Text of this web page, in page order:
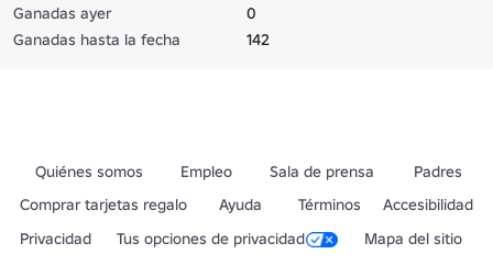
Ganadas ayer
0
Ganadas hasta la fecha
142
Quiénes somos Empleo Sala de prensa
Padres
Comprar tarjetas regalo
Ayuda Términos
Accesibilidad
Privacidad
Tus opciones de privacidad Mapa del sitio